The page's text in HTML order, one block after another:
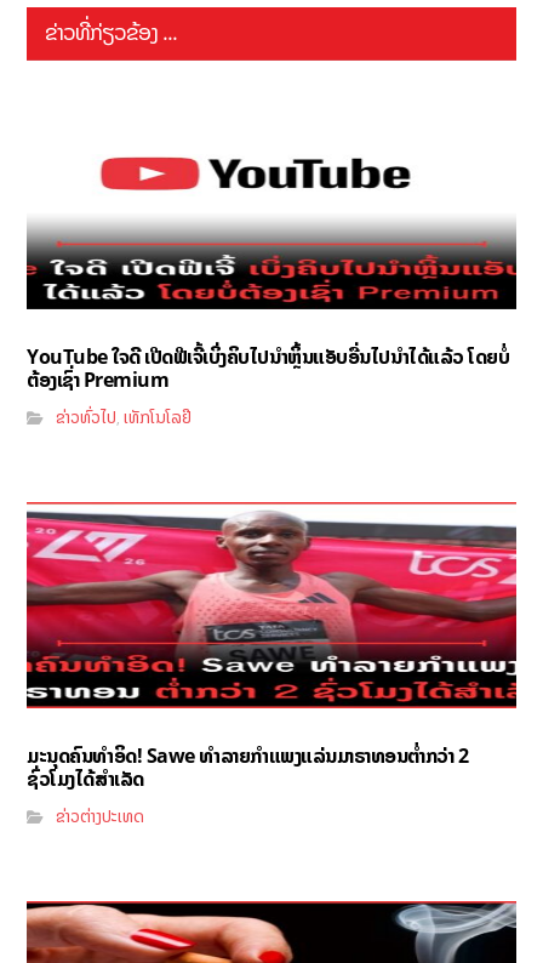
ຂ່າວທີ່ກ່ຽວຂ້ອງ ...
YouTube ໃຈດີ ເປີດຟີເຈີ້ເບິ່ງຄິບໄປນຳຫຼິ້ນແອັບອື່ນໄປນຳໄດ້ແລ້ວ ໂດຍບໍ່
ຕ້ອງເຊົ່າ Premium
ຂ່າວທົ່ວໄປ,ເທັກໂນໂລຢີ
ມະນຸດຄົນທຳອິດ! Sawe ທຳລາຍກຳແພງແລ່ນມາຣາທອນຕ່ຳກວ່າ 2
ຊົ່ວໂມງໄດ້ສຳເລັດ
ຂ່າວຕ່າງປະເທດ